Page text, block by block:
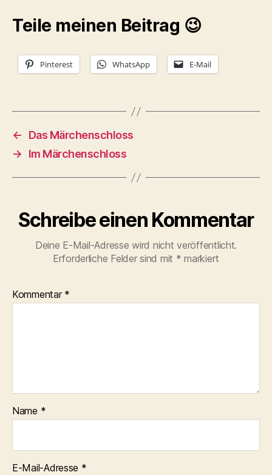
Teile meinen Beitrag 😉
Pinterest WhatsApp E-Mail
←
Das Märchenschloss
→
Im Märchenschloss
Schreibe einen Kommentar
Deine E-Mail-Adresse wird nicht veröffentlicht.
Erforderliche Felder sind mit * markiert
Kommentar *
Name *
E-Mail-Adresse *